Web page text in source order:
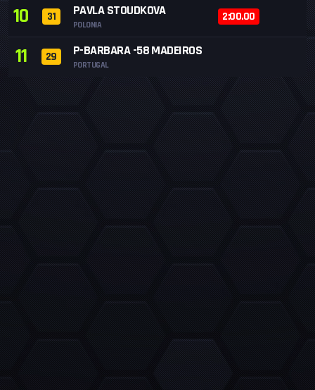
10 31 PAVLA STOUDKOVA
POLONIA
2:00.00
11 29 P-BARBARA -58 MADEIROS
PORTUGAL